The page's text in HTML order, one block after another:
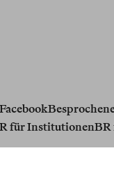
Facebook
für InstitutionenBR